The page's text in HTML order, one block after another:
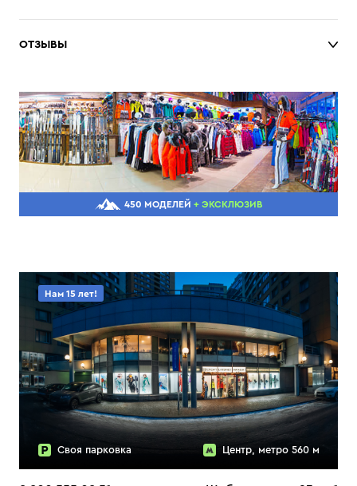
ОТЗЫВЫ
450 МОДЕЛЕЙ + ЭКСКЛЮЗИВ
Нам 15 лет!
Своя парковка Центр, метро 560 м